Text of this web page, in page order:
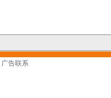
广告联系